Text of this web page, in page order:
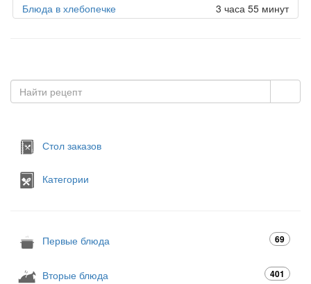
Блюда в хлебопечке 3 часа 55 минут
Стол заказов
Категории
Первые блюда 69
Вторые блюда 401